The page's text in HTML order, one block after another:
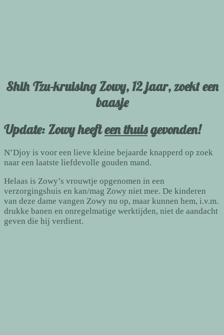
Shih Tzu-kruising Zowy, 12 jaar, zoekt een
baasje
Update: Zowy heefteen thuisgevonden!
N’Djoy is voor een lieve kleine bejaarde knapperd op zoek
naar een laatste liefdevolle gouden mand.
Helaas is Zowy’s vrouwtje opgenomen in een
verzorgingshuis en kan/mag Zowy niet mee. De kinderen
van deze dame vangen Zowy nu op, maar kunnen hem, i.v.m.
drukke banen en onregelmatige werktijden, niet de aandacht
geven die hij verdient.